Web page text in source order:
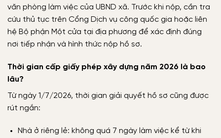
văn phòng làm việc của UBND xã. Trước khi nộp, cần tra
cứu thủ tục trên Cổng Dịch vụ công quốc gia hoặc liên
hệ Bộ phận Một cửa tại địa phương để xác định đúng
nơi tiếp nhận và hình thức nộp hồ sơ.
Thời gian cấp giấy phép xây dựng năm 2026 là bao
lâu?
Từ ngày 1/7/2026, thời gian giải quyết hồ sơ cũng được
rút ngắn:
Nhà ở riêng lẻ: không quá 7 ngày làm việc kể từ khi